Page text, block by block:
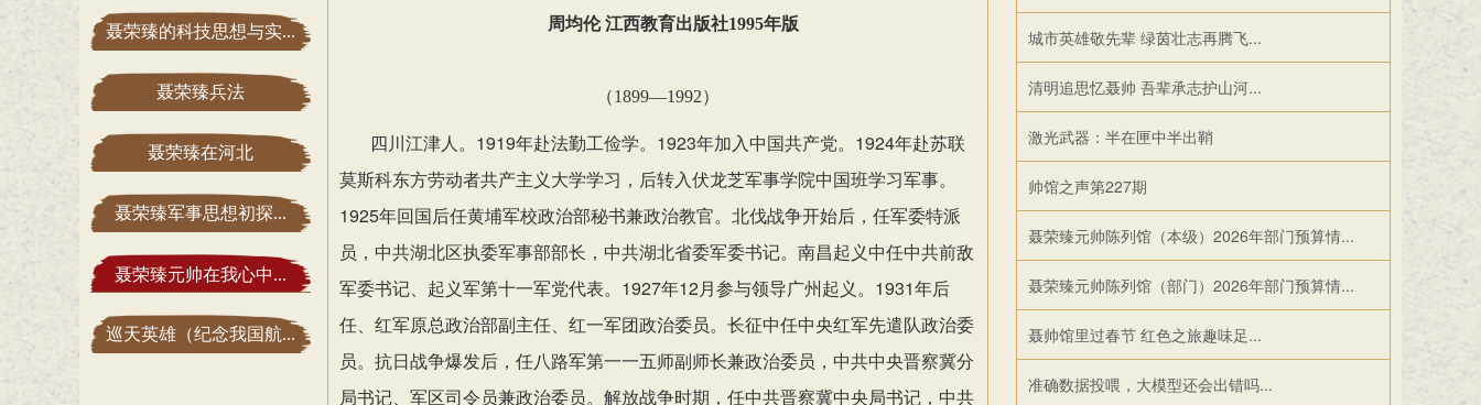
聂荣臻的科技思想与实...
聂荣臻兵法
聂荣臻在河北
聂荣臻军事思想初探...
聂荣臻元帅在我心中...
巡天英雄（纪念我国航...
周均伦 江西教育出版社1995年版
（1899—1992）
四川江津人。 1919年赴法勤工俭学。1923年加入中国共产党。1924年赴苏联
莫斯科东方劳动者共产主义 大学学习，后转入伏龙芝军事学院中国班学习军事。
1925年回国后任黄埔军校政治部秘书兼政治教官。北伐战争开始后，任军委特派
员，中共湖北区执委军事部部长， 中共湖北省委军委书记。南昌起义中任中共前敌
军委书记、起义军第十一军党代表。 1927年12月参与领导广州起义。1931年后
任
红军原总政治部副主任、红一军团政治委员。长征中任中央红军先遣队政治委
员。抗日战争爆发后，任八路军第一一五师副师长兼政治委员，中共中央晋察冀分
局书记、军区司令员兼政治委员。解放战争时期，任中共晋察冀中央局书记，中共
城市英雄敬先辈 绿茵壮志再腾飞...
清明追思忆聂帅 吾辈承志护山河...
激光武器：半在匣中半出鞘
帅馆之声第227期
聂荣臻元帅陈列馆（本级）2026年部门预算情...
聂荣臻元帅陈列馆（部门）2026年部门预算情...
聂帅馆里过春节 红色之旅趣味足...
准确数据投喂，大模型还会出错吗...